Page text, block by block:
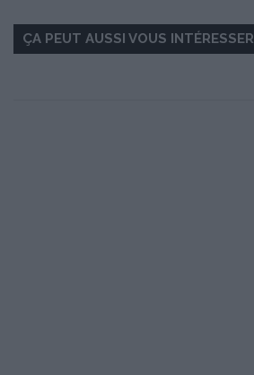
ÇA PEUT AUSSI VOUS INTÉRESSER